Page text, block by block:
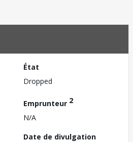
État
Dropped
Emprunteur 2
N/A
Date de divulgation